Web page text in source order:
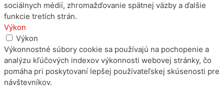
sociálnych médií, zhromažďovanie spätnej väzby a ďalšie
funkcie tretích strán.
Výkon
Výkon
Výkonnostné súbory cookie sa používajú na pochopenie a
analýzu kľúčových indexov výkonnosti webovej stránky, čo
pomáha pri poskytovaní lepšej používateľskej skúsenosti pre
návštevníkov.